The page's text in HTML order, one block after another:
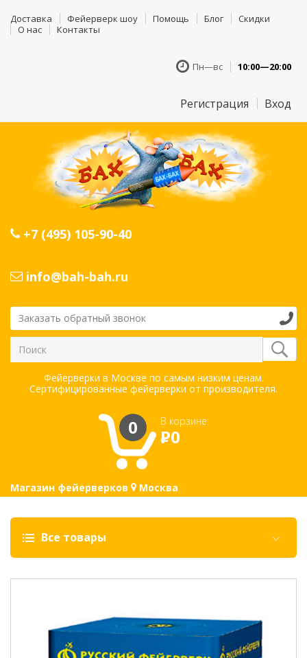
Доставка Фейерверк шоу Помощь Блог
Скидки
О нас
Контакты
Пн—вс 10:00—20:00
Регистрация Вход
+7 (495) 105-90-40
info@bah-bah.ru
Заказать обратный звонок
Фейерверки в Москве по самым низким ценам.
Сертифицированные фейерверки от производителя.
0 В корзине:
Р0
Магазин фейерверков Москва
Все товары